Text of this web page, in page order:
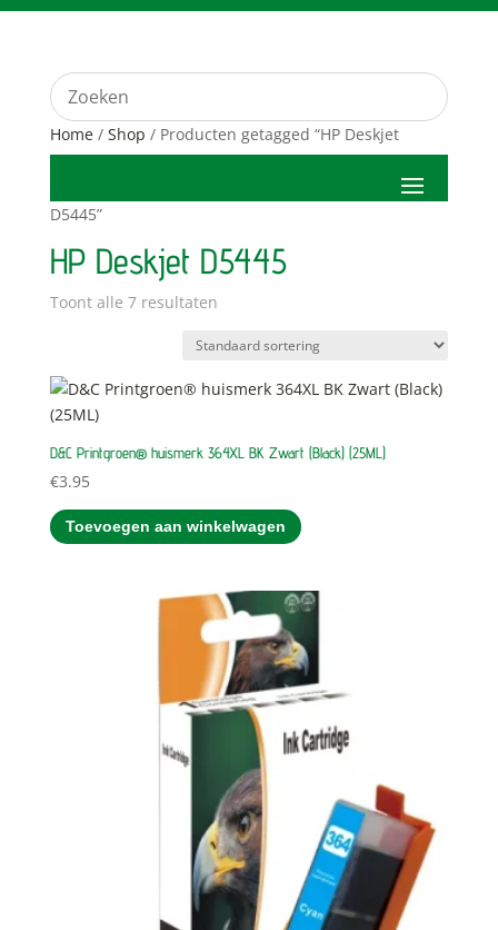
Home/ Shop / Producten getagged “HP Deskjet
D5445”
HP Deskjet D5445
Toont alle 7 resultaten
D&C Printgroen® huismerk 364XL BK Zwart (Black) (25ML)
€3.95
Toevoegen aan winkelwagen